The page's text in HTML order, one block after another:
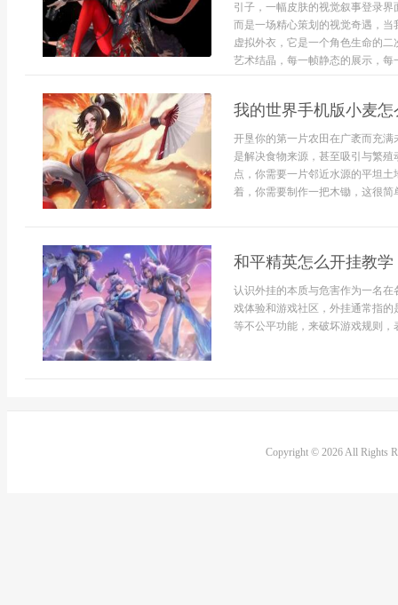
引子，一幅皮肤的视觉叙事登录
而是一场精心策划的视觉奇遇，
虚拟外衣，它是一个角色生命的
艺术结晶，每一帧静态的展示，
我的世界手机版小麦
开垦你的第一片农田在广袤而充
是解决食物来源，甚至吸引与繁
点，你需要一片邻近水源的平坦
着，你需要制作一把木锄，这很简
和平精英怎么开挂教
认识外挂的本质与危害作为一名
戏体验和游戏社区，外挂通常指
等不公平功能，来破坏游戏规则
Copyright © 2026 All Rights